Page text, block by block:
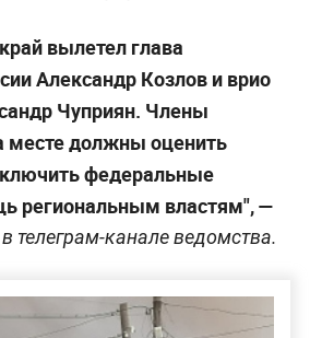
вылетел глава
Александр Козлов и врио
Чуприян. Члены
месте должны оценить
федеральные
региональным властям", —
в телеграм-канале ведомства.